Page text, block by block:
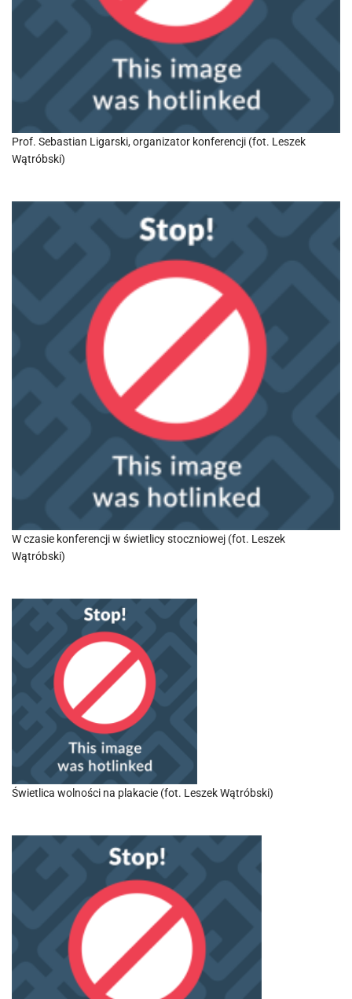
Prof. Sebastian Ligarski, organizator konferencji (fot. Leszek
Wątróbski)
W czasie konferencji w świetlicy stoczniowej (fot. Leszek
Wątróbski)
Świetlica wolności na plakacie (fot. Leszek Wątróbski)